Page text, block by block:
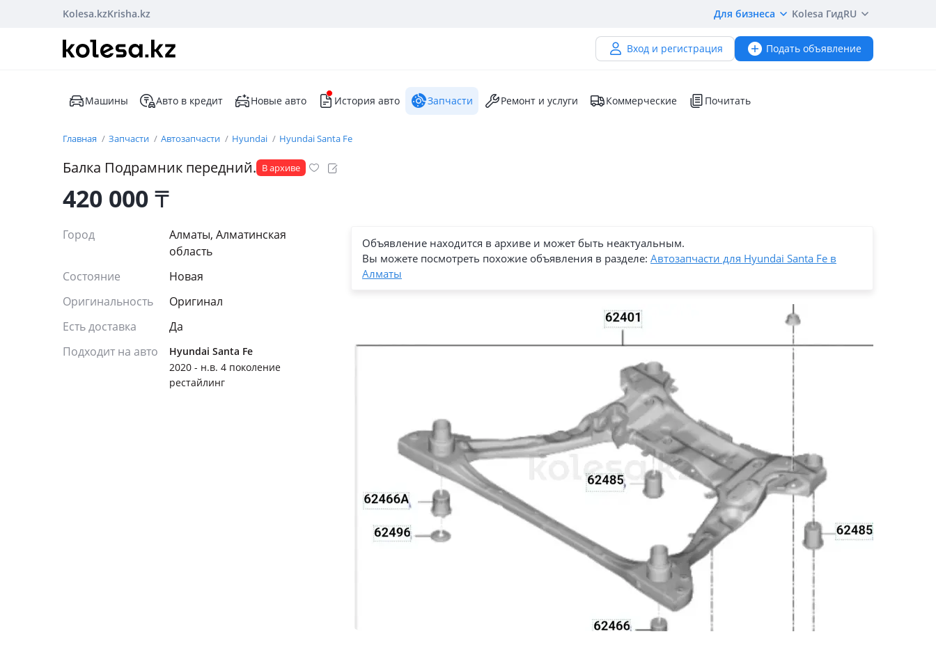
Kolesa.kzKrisha.kz Для бизнеса Kolesa ГидRU
Вход и регистрация Подать объявление
Машины Авто в кредит Новые авто История авто Запчасти Ремонт и услуги Коммерческие Почитать
Главная Запчасти Автозапчасти Hyundai Hyundai Santa Fe
Балка Подрамник передний. В архиве
420 000₸
Город
Алматы, Алматинская
область
Состояние
Новая
Оригинальность
Оригинал
Есть доставка
Да
Подходит на авто
Hyundai Santa Fe
2020 - н.в. 4 поколение
рестайлинг
Объявление находится в архиве и может быть неактуальным.
Вы можете посмотреть похожие объявления в разделе: Автозапчасти для Hyundai Santa Fe в
Алматы